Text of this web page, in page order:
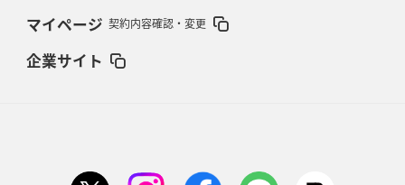
マイページ 契約内容確認・変更
企業サイト